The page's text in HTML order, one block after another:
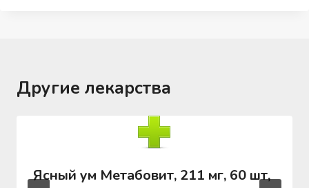
Другие лекарства
Ясный ум Метабовит, 211 мг, 60 шт,